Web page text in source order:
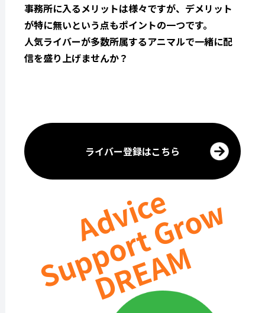
事務所に入るメリットは様々ですが、デメリット
が特に無いという点もポイントの一つです。
人気ライバーが多数所属するアニマルで一緒に配
信を盛り上げませんか？
ライバー登録はこちら
Advice
Support Grow
DREAM